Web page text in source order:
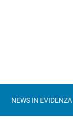
NEWS IN EVIDENZA